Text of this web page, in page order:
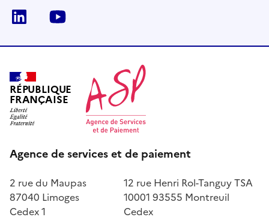
LinkedIn
RÉPUBLIQUE
FRANÇAISE
Agence de services et de paiement
2 rue du Maupas
87040 Limoges
Cedex 1
12 rue Henri Rol-Tanguy TSA
10001 93555 Montreuil
Cedex